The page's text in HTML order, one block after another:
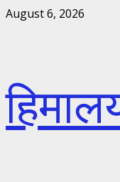
Skip
August 6, 2026